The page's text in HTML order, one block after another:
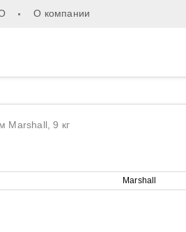
О компании
Marshall, 9 кг
Marshall